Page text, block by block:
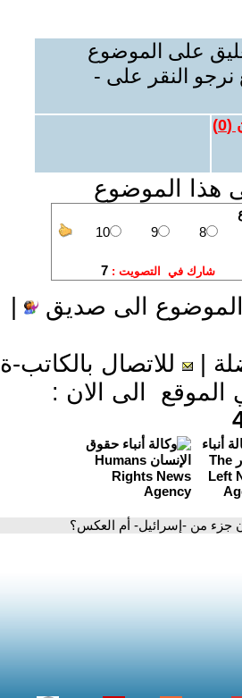
على الموضوع
نرجو النقر على -
(
0
)
هذا الموضوع
الى صديق
للاتصال بالكاتب-ة
الى الان :
جزء من -إسرائيل- أم العكس؟